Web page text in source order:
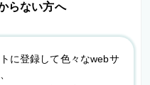
らない方へ
に登録して色々なwebサ